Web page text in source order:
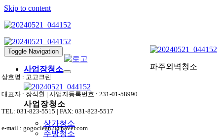
Skip to content
Toggle Navigation
사업장청소
사업장청소
상가청소
주방청소
파주외벽청소
상호명 : 고고크린
대표자 : 장석환 | 사업자등록번호 : 231-01-58990
TEL: 031-823-5515 | FAX: 031-823-5517
e-mail : gogoclean2@naver.com